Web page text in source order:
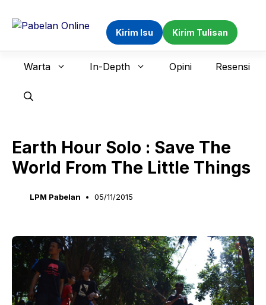
Kirim Isu Kirim Tulisan
Warta In-Depth Opini Resensi
Earth Hour Solo : Save The
World From The Little Things
LPM Pabelan 05/11/2015